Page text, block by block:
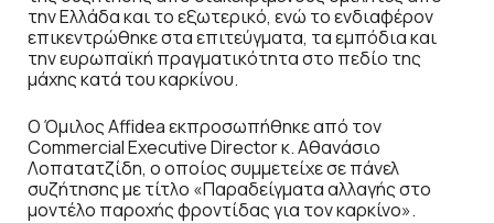
την Ελλάδα και το εξωτερικό, ενώ το ενδιαφέρον
επικεντρώθηκε στα επιτεύγματα, τα εμπόδια και
την ευρωπαϊκή πραγματικότητα στο πεδίο της
μάχης κατά του καρκίνου.
Ο Όμιλος Affidea εκπροσωπήθηκε από τον
Commercial Executive Director κ. Αθανάσιο
Λοπατατζίδη, ο οποίος συμμετείχε σε πάνελ
συζήτησης με τίτλο «Παραδείγματα αλλαγής στο
μοντέλο παροχής φροντίδας για τον καρκίνο».